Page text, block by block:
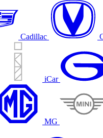
Cadillac
iCar
MG